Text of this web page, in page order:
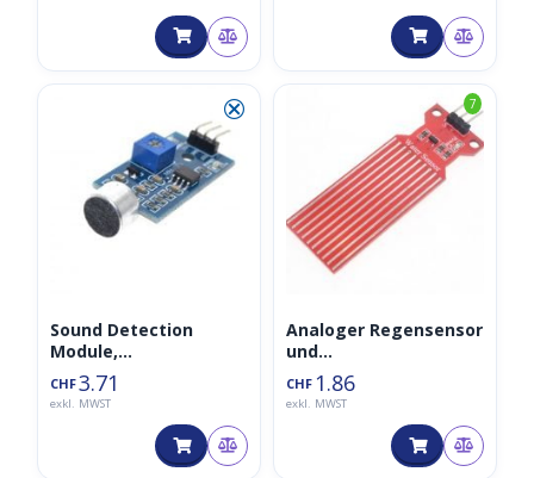
⮿
Sound Detection
Module,
Geräuschsensor/Akust
iksensor
CHF3.71
exkl. MWST
7
Analoger Regensensor
und
Wasserstandsensor
CHF 1.86
exkl. MWST